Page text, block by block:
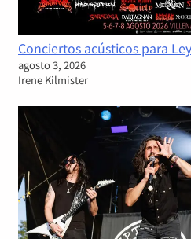
Conciertos acústicos para
agosto 3, 2026
Irene Kilmister